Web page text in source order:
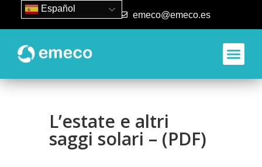
93 840 50 80 emeco@emeco.es
L’estate e altri
saggi solari – (PDF)
Español